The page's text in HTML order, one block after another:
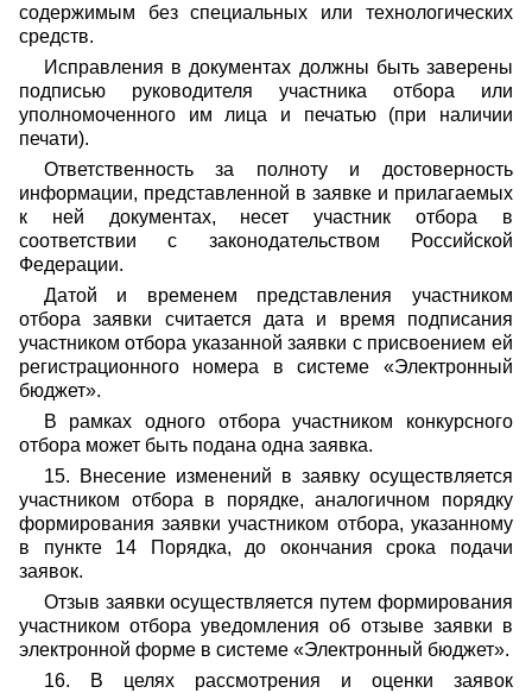
содержимым без специальных или технологических
средств.
Исправления в документах должны быть заверены
подписью руководителя участника отбора или
уполномоченного им лица и печатью (при наличии
печати).
Ответственность за полноту и достоверность
информации, представленной в заявке и прилагаемых
к ней документах, несет участник отбора в
соответствии с законодательством Российской
Федерации.
Датой и временем представления участником
отбора заявки считается дата и время подписания
участником отбора указанной заявки с присвоением ей
регистрационного номера в системе «Электронный
бюджет».
В рамках одного отбора участником конкурсного
отбора может быть подана одна заявка.
15. Внесение изменений в заявку осуществляется
участником отбора в порядке, аналогичном порядку
формирования заявки участником отбора, указанному
в пункте 14 Порядка, до окончания срока подачи
заявок.
Отзыв заявки осуществляется путем формирования
участником отбора уведомления об отзыве заявки в
электронной форме в системе «Электронный бюджет».
16. В целях рассмотрения и оценки заявок